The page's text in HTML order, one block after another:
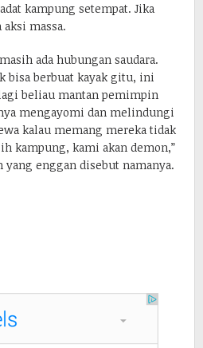
kampung setempat. Jika
aksi massa.
ada hubungan saudara.
bisa berbuat kayak gitu, ini
beliau mantan pemimpin
mengayomi dan melindungi
kalau memang mereka tidak
kampung, kami akan demon,”
yang enggan disebut namanya.